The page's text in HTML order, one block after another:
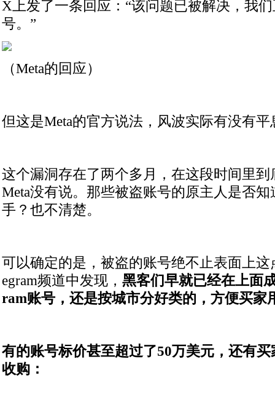
X上发了一条回应：“该问题已被解决，我
号。”
（Meta的回应）
但这是Meta的官方说法，风波实际有没有
这个漏洞存在了两个多月，在这段时间里
Meta没有说。那些被盗账号的原主人是否
手？也不清楚。
可以确定的是，被盗的账号绝不止表面上这
egram频道中发现， 黑客们早就已经在上面
ram账号，还是按城市分好类的，方便买家
有的账号标价甚至超过了50万美元，还有
收购：